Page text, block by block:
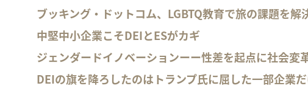
ブッキング・ドットコム、LGBTQ教育で旅の課題を解
中堅中小企業こそDEIとESがカギ
ジェンダードイノベーションーー性差を起点に社会変
DEIの旗を降ろしたのはトランプ氏に屈した一部企業